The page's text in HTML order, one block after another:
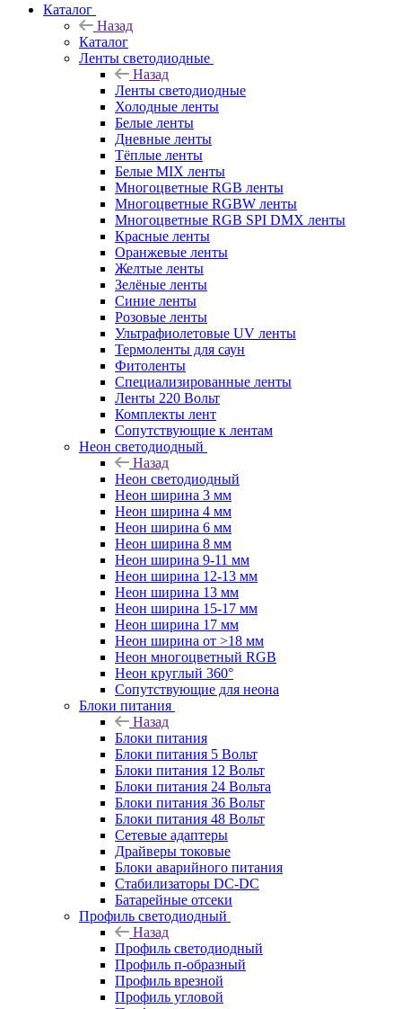
Каталог
Назад
Каталог
Ленты светодиодные
Назад
Ленты светодиодные
Холодные ленты
Белые ленты
Дневные ленты
Тёплые ленты
Белые MIX ленты
Многоцветные RGB ленты
Многоцветные RGBW ленты
Многоцветные RGB SPI DMX ленты
Красные ленты
Оранжевые ленты
Желтые ленты
Зелёные ленты
Синие ленты
Розовые ленты
Ультрафиолетовые UV ленты
Термоленты для саун
Фитоленты
Специализированные ленты
Ленты 220 Вольт
Комплекты лент
Сопутствующие к лентам
Неон светодиодный
Назад
Неон светодиодный
Неон ширина 3 мм
Неон ширина 4 мм
Неон ширина 6 мм
Неон ширина 8 мм
Неон ширина 9-11 мм
Неон ширина 12-13 мм
Неон ширина 13 мм
Неон ширина 15-17 мм
Неон ширина 17 мм
Неон ширина от >18 мм
Неон многоцветный RGB
Неон круглый 360°
Сопутствующие для неона
Блоки питания
Назад
Блоки питания
Блоки питания 5 Вольт
Блоки питания 12 Вольт
Блоки питания 24 Вольта
Блоки питания 36 Вольт
Блоки питания 48 Вольт
Сетевые адаптеры
Драйверы токовые
Блоки аварийного питания
Стабилизаторы DC-DC
Батарейные отсеки
Профиль светодиодный
Назад
Профиль светодиодный
Профиль п-образный
Профиль врезной
Профиль угловой